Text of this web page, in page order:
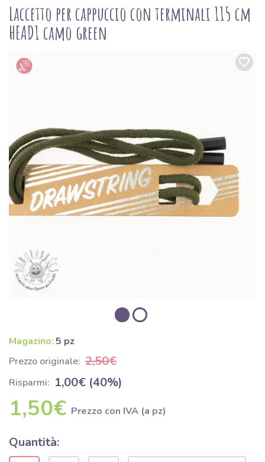
Laccetto per cappuccio con terminali 115 cm
HEAD1 camo green
Magazino: 5 pz
Prezzo originale: 2,50€
Risparmi: 1,00€ (40%)
1,50€ Prezzo con IVA (a pz)
Quantità: